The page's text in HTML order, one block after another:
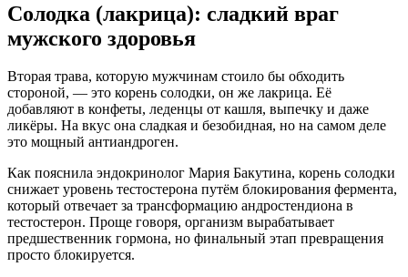
Солодка (лакрица): сладкий враг
мужского здоровья
Вторая трава, которую мужчинам стоило бы обходить
стороной, — это корень солодки, он же лакрица. Её
добавляют в конфеты, леденцы от кашля, выпечку и даже
ликёры. На вкус она сладкая и безобидная, но на самом деле
это мощный антиандроген.
Как пояснила эндокринолог Мария Бакутина, корень солодки
снижает уровень тестостерона путём блокирования фермента,
который отвечает за трансформацию андростендиона в
тестостерон. Проще говоря, организм вырабатывает
предшественник гормона, но финальный этап превращения
просто блокируется.